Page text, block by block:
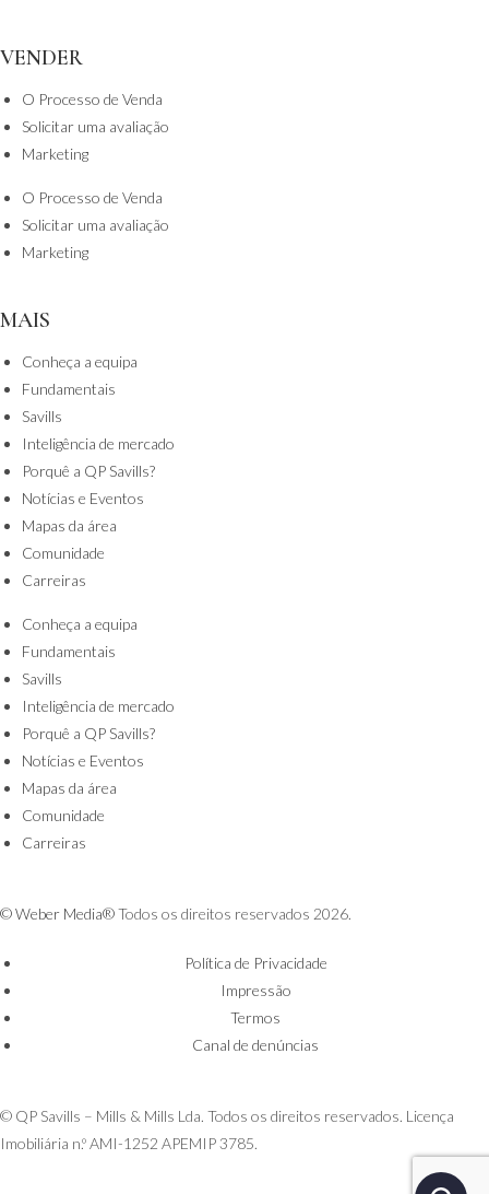
VENDER
O Processo de Venda
Solicitar uma avaliação
Marketing
O Processo de Venda
Solicitar uma avaliação
Marketing
MAIS
Conheça a equipa
Fundamentais
Savills
Inteligência de mercado
Porquê a QP Savills?
Notícias e Eventos
Mapas da área
Comunidade
Carreiras
Conheça a equipa
Fundamentais
Savills
Inteligência de mercado
Porquê a QP Savills?
Notícias e Eventos
Mapas da área
Comunidade
Carreiras
© Weber Media®Todos os direitos reservados 2026.
Política de Privacidade
Impressão
Termos
Canal de denúncias
© QP Savills – Mills & Mills Lda. Todos os direitos reservados. Licença
Imobiliária n.º AMI-1252 APEMIP 3785.